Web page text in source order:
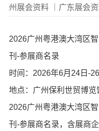
州展会资料
｜广东展会
2026广州粤港澳大湾区
刊-参展商名录
时间：2026年6月24日-
地点：广州保利世贸博览
2026广州粤港澳大湾区
刊-参展商名录，含展商